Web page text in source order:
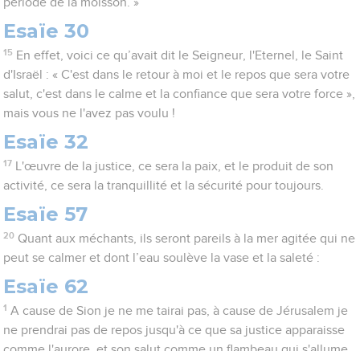
Esaïe 30
15 En effet, voici ce qu’avait dit le Seigneur, l'Eternel, le Saint
d'Israël : « C'est dans le retour à moi et le repos que sera votre
salut, c'est dans le calme et la confiance que sera votre force »,
mais vous ne l'avez pas voulu !
Esaïe 32
17
L'œuvre de la justice, ce sera la paix, et le produit de son
activité, ce sera la tranquillité et la sécurité pour toujours.
Esaïe 57
20 Quant aux méchants, ils seront pareils à la mer agitée qui ne
peut se calmer et dont l’eau soulève la vase et la saleté :
Esaïe 62
1 A cause de Sion je ne me tairai pas, à cause de Jérusalem je
ne prendrai pas de repos jusqu'à ce que sa justice apparaisse